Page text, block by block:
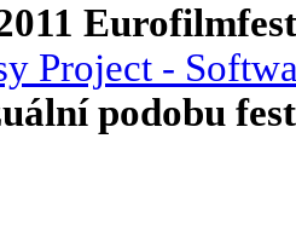
Project -
podobu